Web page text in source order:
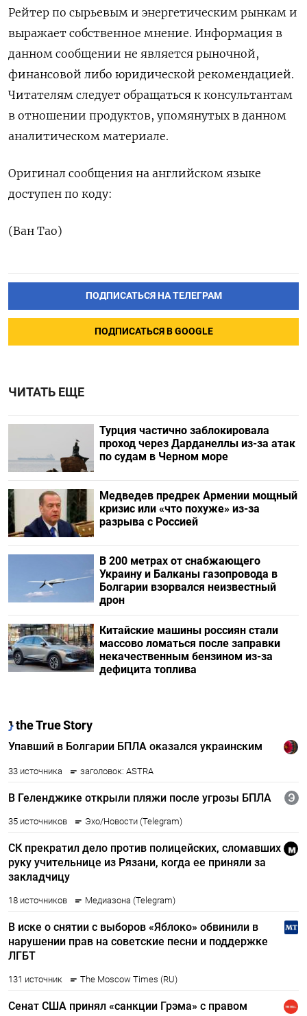
Рейтер по сырьевым и энергетическим рынкам и
выражает собственное мнение. Информация в
данном сообщении не является рыночной,
финансовой либо юридической рекомендацией.
Читателям следует обращаться к консультантам
в отношении продуктов, упомянутых в данном
аналитическом материале.
Оригинал сообщения на английском языке
доступен по коду:
(Ван Тао)
ПОДПИСАТЬСЯ НА ТЕЛЕГРАМ
ПОДПИСАТЬСЯ В GOOGLE
ЧИТАТЬ ЕЩЕ
Турция частично заблокировала
проход через Дарданеллы из-за атак
по судам в Черном море
Медведев предрек Армении мощный
кризис или «что похуже» из-за
разрыва с Россией
В 200 метрах от снабжающего
Украину и Балканы газопровода в
Болгарии взорвался неизвестный
дрон
Китайские машины россиян стали
массово ломаться после заправки
некачественным бензином из-за
дефицита топлива